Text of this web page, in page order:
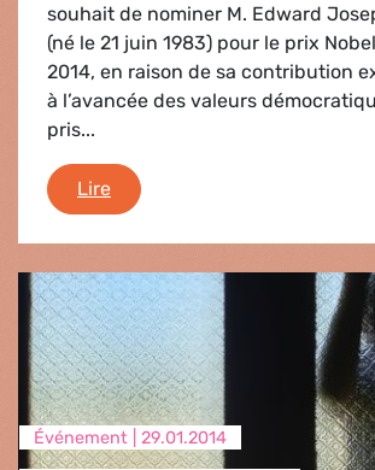
souhait de nominer M. Edward
(né le 21 juin 1983) pour le prix
2014, en raison de sa contribution
à l’avancée des valeurs
pris...
LireLe prix Nobel de la Paix pour
Événement | 29.01.2014